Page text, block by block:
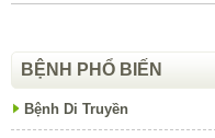
BỆNH PHỔ BIẾN
Bệnh Di Truyền